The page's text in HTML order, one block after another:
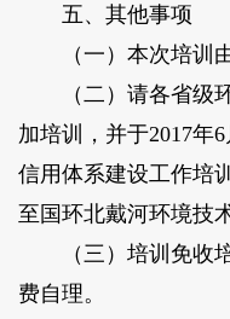
五、其他事项
（一）本次培训由
（二）请各省级环
加培训，并于2017年
信用体系建设工作培
至国环北戴河环境技
（三）培训免收培
费自理。